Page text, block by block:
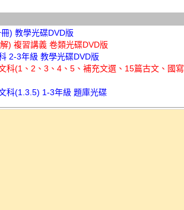
) 教學光碟DVD版
) 複習講義 卷類光碟DVD版
2-3年級 教學光碟DVD版
科(1、2、3、4、5、補充文選、15篇古文、國寫
科(1.3.5) 1-3年級 題庫光碟